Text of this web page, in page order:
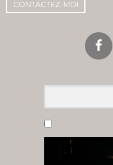
CONTACTEZ-MOI